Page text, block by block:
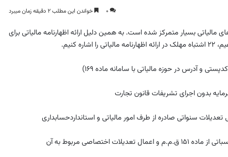
0 خواندن این مطلب 2 دقیقه زمان میبرد
بسیار متمرکز شده است. به همین دلیل ارائه اظهارنامه مالیاتی برای
کنیم.